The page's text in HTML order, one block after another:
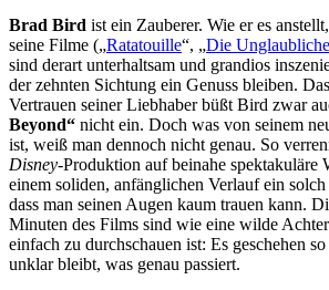
Brad Bird ist ein Zauberer. Wie er es
seine Filme („Ratatouille“, „Die
sind derart unterhaltsam und grandios
der zehnten Sichtung ein Genuss bleiben.
Vertrauen seiner Liebhaber büßt Bird zwar
Beyond“ nicht ein. Doch was von seinem
ist, weiß man dennoch nicht genau. So
Disney-Produktion auf beinahe spektakuläre
einem soliden, anfänglichen Verlauf ein solch
dass man seinen Augen kaum trauen kann.
Minuten des Films sind wie eine wilde
einfach zu durchschauen ist: Es geschehen
unklar bleibt, was genau passiert.